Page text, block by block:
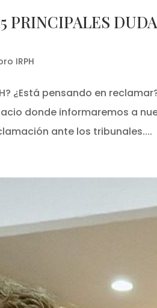
PRINCIPALES
IRPH
¿Está pensando en
donde informaremos a
ante los tribunales....